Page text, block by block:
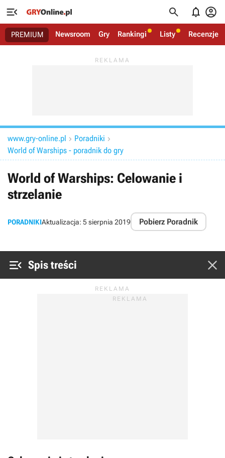
   
PREMIUM Newsroom Gry Rankingi Listy Recenzje
www.gry-online.pl  Poradniki 
World of Warships - poradnik do gry
World of Warships: Celowanie i
strzelanie
PORADNIKIAktualizacja: 5 sierpnia 2019 Pobierz Poradnik
 Spis treści 